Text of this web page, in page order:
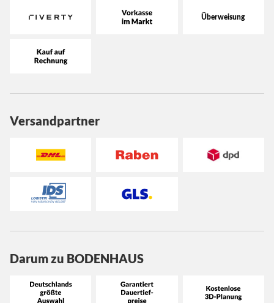
Versandpartner
Darum zu BODENHAUS